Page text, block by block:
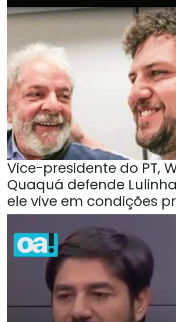
Vice-presidente do PT,
Quaquá defende
ele vive em condições